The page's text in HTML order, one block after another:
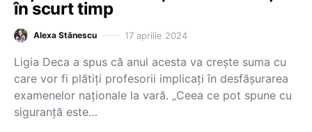
în scurt timp
Alexa Stănescu 17 aprilie 2024
Ligia Deca a spus că anul acesta va crește suma cu
care vor fi plătiți profesorii implicați în desfășurarea
examenelor naționale la vară. „Ceea ce pot spune cu
siguranță este…